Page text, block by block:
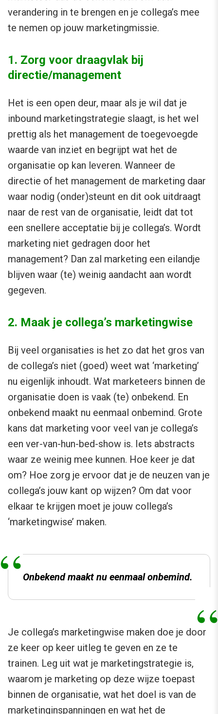
verandering in te brengen en je collega’s mee
te nemen op jouw marketingmissie.
1. Zorg voor draagvlak bij
directie/management
Het is een open deur, maar als je wil dat je
inbound marketingstrategie slaagt, is het wel
prettig als het management de toegevoegde
waarde van inziet en begrijpt wat het de
organisatie op kan leveren. Wanneer de
directie of het management de marketing daar
waar nodig (onder)steunt en dit ook uitdraagt
naar de rest van de organisatie, leidt dat tot
een snellere acceptatie bij je collega’s. Wordt
marketing niet gedragen door het
management? Dan zal marketing een eilandje
blijven waar (te) weinig aandacht aan wordt
gegeven.
2. Maak je collega’s marketingwise
Bij veel organisaties is het zo dat het gros van
de collega’s niet (goed) weet wat ‘marketing’
nu eigenlijk inhoudt. Wat marketeers binnen de
organisatie doen is vaak (te) onbekend. En
onbekend maakt nu eenmaal onbemind. Grote
kans dat marketing voor veel van je collega’s
een ver-van-hun-bed-show is. Iets abstracts
waar ze weinig mee kunnen. Hoe keer je dat
om? Hoe zorg je ervoor dat je de neuzen van je
collega’s jouw kant op wijzen? Om dat voor
elkaar te krijgen moet je jouw collega’s
‘marketingwise’ maken.
Onbekend maakt nu eenmaal onbemind.
Je collega’s marketingwise maken doe je door
ze keer op keer uitleg te geven en ze te
trainen. Leg uit wat je marketingstrategie is,
waarom je marketing op deze wijze toepast
binnen de organisatie, wat het doel is van de
marketinginspanningen en wat het de